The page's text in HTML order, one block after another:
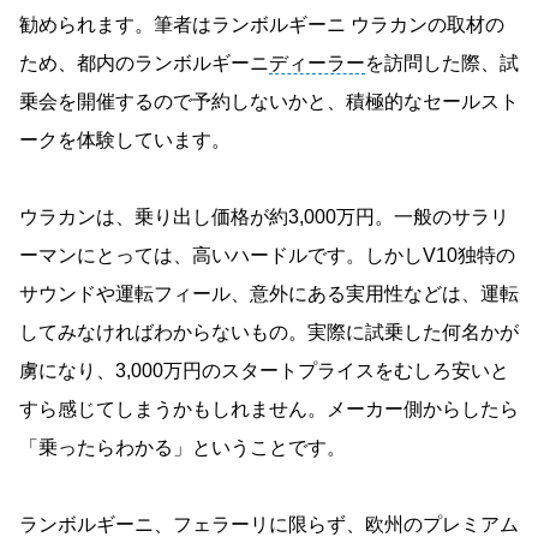
勧められます。筆者はランボルギーニ ウラカンの取材の
ため、都内のランボルギーニディーラーを訪問した際、試
乗会を開催するので予約しないかと、積極的なセールスト
ークを体験しています。
ウラカンは、乗り出し価格が約3,000万円。一般のサラリ
ーマンにとっては、高いハードルです。しかしV10独特の
サウンドや運転フィール、意外にある実用性などは、運転
してみなければわからないもの。実際に試乗した何名かが
虜になり、3,000万円のスタートプライスをむしろ安いと
すら感じてしまうかもしれません。メーカー側からしたら
「乗ったらわかる」ということです。
ランボルギーニ、フェラーリに限らず、欧州のプレミアム